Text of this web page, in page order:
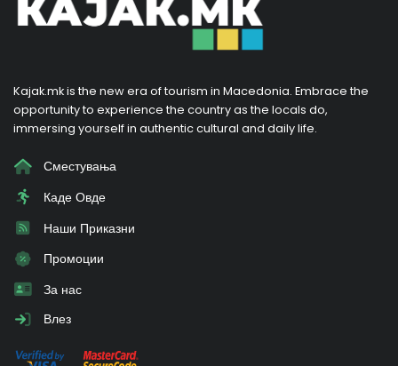
Kajak.mk is the new era of tourism in Macedonia. Embrace the
opportunity to experience the country as the locals do,
immersing yourself in authentic cultural and daily life.
Сместувања
Каде Овде
Наши Приказни
Промоции
За нас
Влез